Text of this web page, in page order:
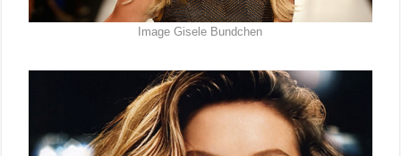
Image Gisele Bundchen